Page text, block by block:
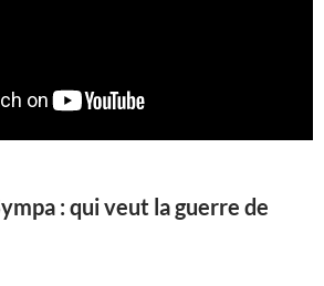
: qui veut la guerre de